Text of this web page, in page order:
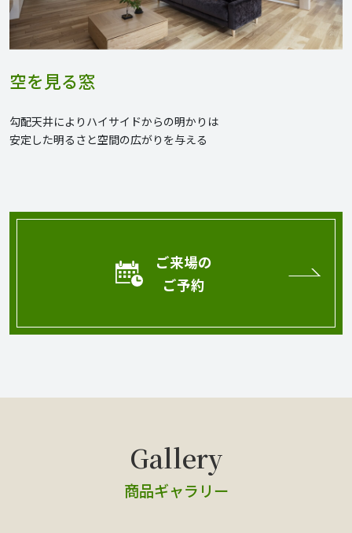
空を見る窓
勾配天井によりハイサイドからの明かりは
安定した明るさと空間の広がりを与える
ご来場の
ご予約
商品ギャラリー